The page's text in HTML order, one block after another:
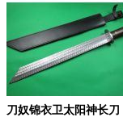
刀奴锦衣卫太阳神长刀